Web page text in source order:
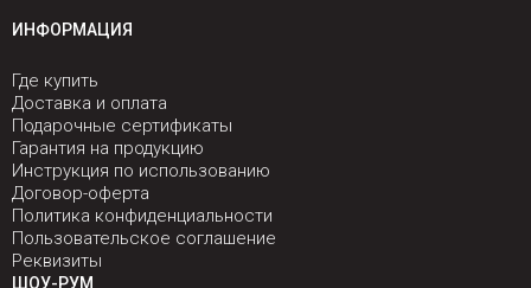
ИНФОРМАЦИЯ
Где купить
Доставка и оплата
Подарочные сертификаты
Гарантия на продукцию
Инструкция по использованию
Договор-оферта
Политика конфиденциальности
Пользовательское соглашение
Реквизиты
ШОУ-РУМ